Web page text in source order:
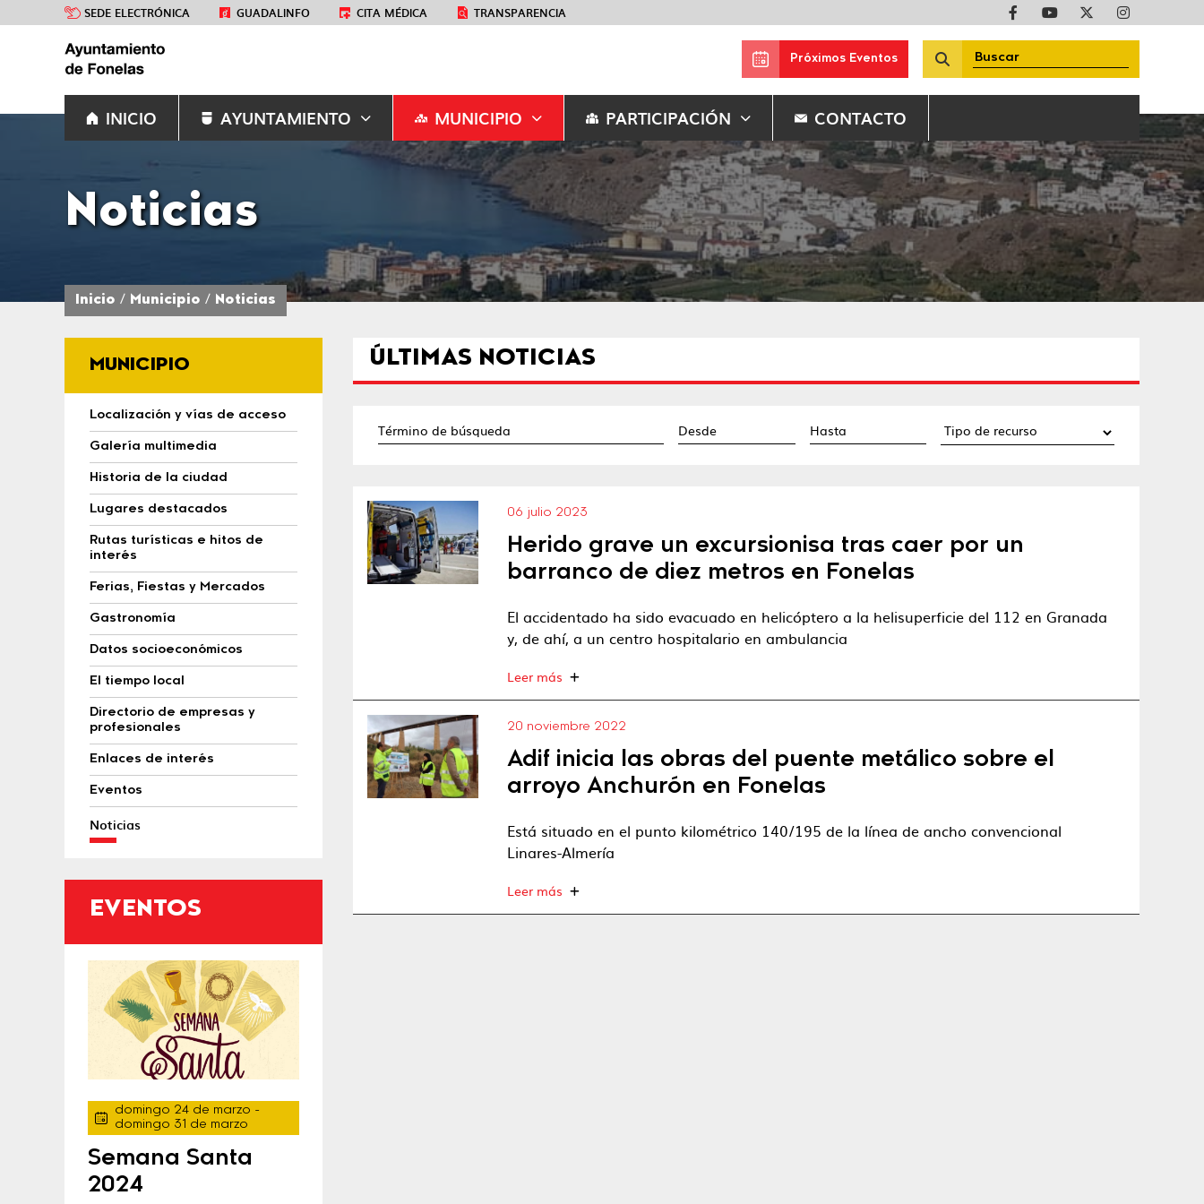
SEDE ELECTRÓNICA GUADALINFO CITA MÉDICA TRANSPARENCIA
Próximos Eventos
INICIO AYUNTAMIENTO MUNICIPIO PARTICIPACIÓN CONTACTO
Noticias
Inicio Municipio Noticias
MUNICIPIO
Localización y vías de acceso
Galería multimedia
Historia de la ciudad
Lugares destacados
Rutas turísticas e hitos de
interés
Ferias, Fiestas y Mercados
Gastronomía
Datos socioeconómicos
El tiempo local
Directorio de empresas y
profesionales
Enlaces de interés
Eventos
Noticias
EVENTOS
domingo 24 de marzo -
domingo 31 de marzo
Semana Santa
2024
ÚLTIMAS NOTICIAS
06 julio 2023
Herido grave un excursionisa tras caer por un
barranco de diez metros en Fonelas
El accidentado ha sido evacuado en helicóptero a la helisuperficie del 112 en Granada
y, de ahí, a un centro hospitalario en ambulancia
Leer más
20 noviembre 2022
Adif inicia las obras del puente metálico sobre el
arroyo Anchurón en Fonelas
Está situado en el punto kilométrico 140/195 de la línea de ancho convencional
Linares-Almería
Leer más